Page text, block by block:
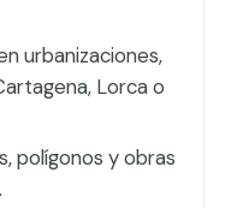
urbanizaciones,
Lorca o
polígonos y obras